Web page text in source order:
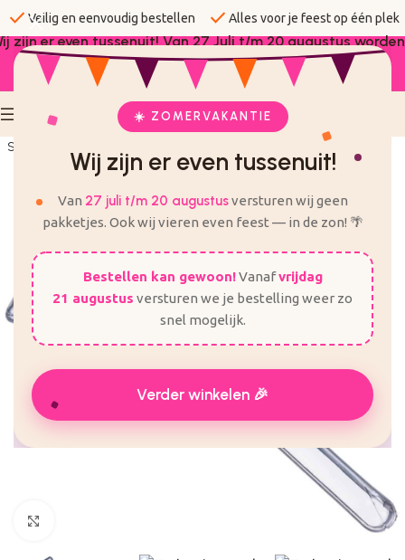
☀️ ZOMERVAKANTIE
Wij zijn er even tussenuit!
Van 27 juli t/m 20 augustusversturen wij geen
pakketjes. Ook wij vieren even feest — in de zon! 🌴
Bestellen kan gewoon!Vanafvrijdag
21 augustus versturen we je bestelling weer zo
snel mogelijk.
Verder winkelen 🎉
check Veilig en eenvoudig bestellen check Alles voor je feest op één plek
zijn er even tussenuit! Van 27 Juli t/m 20 augustus worden
er geen bestellingen verzonden.
Sold out